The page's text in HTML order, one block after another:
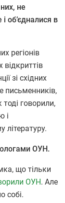
не
об’єдналися в
регіонів
відкриттів
зі східних
письменників,
тоді говорили,
і
літературу.
ОУН.
що тільки
ОУН. Але
собі.